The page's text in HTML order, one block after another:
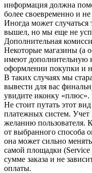
информация должна
более своевременно и
Иногда может
вышел, но мы еще не
Дополнительная
Некоторые магазины (а
имеют дополнительную
оформлении покупки и
В таких случаях мы
вывести для вас
увидите иконку «плюс».
Не стоит путать этот
платежных систем. Учет
желанию пользователя.
от выбранного способа
она может сильно
самой площадки (Service
сумме заказа и не
оплаты.